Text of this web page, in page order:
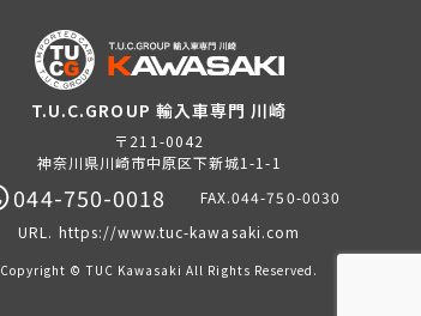
T.U.C.GROUP 輸入車専門 川崎
〒211-0042
神奈川県川崎市中原区下新城1-1-1
044-750-0018
FAX.044-750-0030
URL. https://www.tuc-kawasaki.com
Copyright © TUC Kawasaki All Rights Reserved.